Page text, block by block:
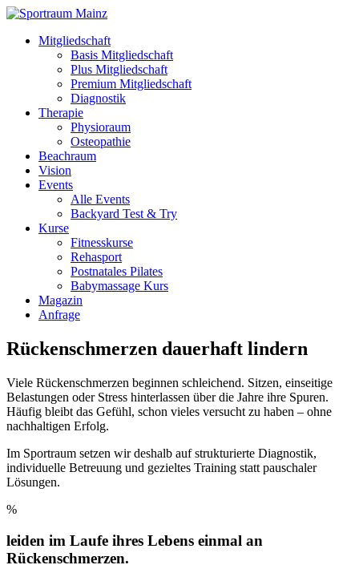
Mitgliedschaft
Basis Mitgliedschaft
Plus Mitgliedschaft
Premium Mitgliedschaft
Diagnostik
Therapie
Physioraum
Osteopathie
Beachraum
Vision
Events
Alle Events
Backyard Test & Try
Kurse
Fitnesskurse
Rehasport
Postnatales Pilates
Babymassage Kurs
Magazin
Anfrage
Rückenschmerzen dauerhaft lindern
Viele Rückenschmerzen beginnen schleichend. Sitzen, einseitige
Belastungen oder Stress hinterlassen über die Jahre ihre Spuren.
Häufig bleibt das Gefühl, schon vieles versucht zu haben – ohne
nachhaltigen Erfolg.
Im Sportraum setzen wir deshalb auf strukturierte Diagnostik,
individuelle Betreuung und gezieltes Training statt pauschaler
Lösungen.
%
leiden im Laufe ihres Lebens einmal an
Rückenschmerzen.